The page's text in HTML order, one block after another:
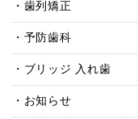
歯列矯正
予防歯科
ブリッジ 入れ歯
お知らせ